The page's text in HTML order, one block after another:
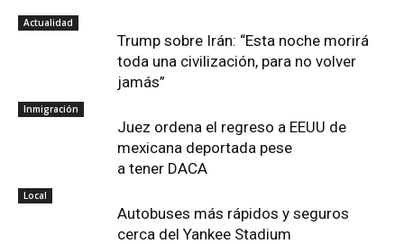
Actualidad
Trump sobre Irán: “Esta noche morirá
toda una civilización, para no volver
jamás”
Inmigración
Juez ordena el regreso a EEUU de
mexicana deportada pese
a tener DACA
Local
Autobuses más rápidos y seguros
cerca del Yankee Stadium